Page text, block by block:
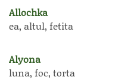
Allochka
ea, altul, fetita
Alyona
luna, foc, torta